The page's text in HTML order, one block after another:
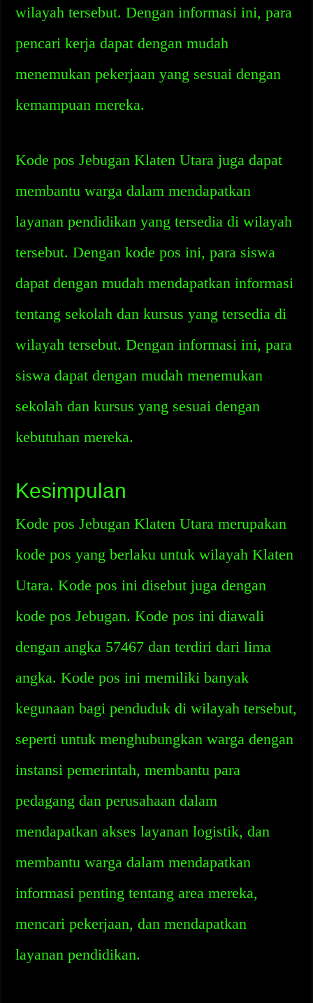
wilayah tersebut. Dengan informasi ini, para
pencari kerja dapat dengan mudah
menemukan pekerjaan yang sesuai dengan
kemampuan mereka.
Kode pos Jebugan Klaten Utara juga dapat
membantu warga dalam mendapatkan
layanan pendidikan yang tersedia di wilayah
tersebut. Dengan kode pos ini, para siswa
dapat dengan mudah mendapatkan informasi
tentang sekolah dan kursus yang tersedia di
wilayah tersebut. Dengan informasi ini, para
siswa dapat dengan mudah menemukan
sekolah dan kursus yang sesuai dengan
kebutuhan mereka.
Kesimpulan
Kode pos Jebugan Klaten Utara merupakan
kode pos yang berlaku untuk wilayah Klaten
Utara. Kode pos ini disebut juga dengan
kode pos Jebugan. Kode pos ini diawali
dengan angka 57467 dan terdiri dari lima
angka. Kode pos ini memiliki banyak
kegunaan bagi penduduk di wilayah tersebut,
seperti untuk menghubungkan warga dengan
instansi pemerintah, membantu para
pedagang dan perusahaan dalam
mendapatkan akses layanan logistik, dan
membantu warga dalam mendapatkan
informasi penting tentang area mereka,
mencari pekerjaan, dan mendapatkan
layanan pendidikan.